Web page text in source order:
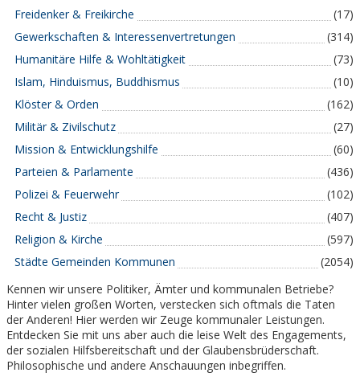
Freidenker & Freikirche
(17)
Gewerkschaften & Interessenvertretungen
(314)
Humanitäre Hilfe & Wohltätigkeit
(73)
Islam, Hinduismus, Buddhismus
(10)
Klöster & Orden
(162)
Militär & Zivilschutz
(27)
Mission & Entwicklungshilfe
(60)
Parteien & Parlamente
(436)
Polizei & Feuerwehr
(102)
Recht & Justiz
(407)
Religion & Kirche
(597)
Städte Gemeinden Kommunen
(2054)
Kennen wir unsere Politiker, Ämter und kommunalen Betriebe?
Hinter vielen großen Worten, verstecken sich oftmals die Taten
der Anderen! Hier werden wir Zeuge kommunaler Leistungen.
Entdecken Sie mit uns aber auch die leise Welt des Engagements,
der sozialen Hilfsbereitschaft und der Glaubensbrüderschaft.
Philosophische und andere Anschauungen inbegriffen.